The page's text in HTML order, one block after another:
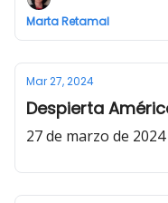
Marta Retamal
Mar 27, 2024
Despierta
27 de marzo de 2024